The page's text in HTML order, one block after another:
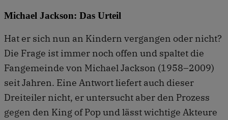
Michael Jackson: Das Urteil
Hat er sich nun an Kindern vergangen oder nicht?
Die Frage ist immer noch offen und spaltet die
Fan­gemeinde von Michael Jackson (1958–2009)
seit Jahren. Eine Antwort liefert auch dieser
Dreiteiler nicht, er untersucht aber den Prozess
gegen den King of Pop und lässt wichtige Akteure